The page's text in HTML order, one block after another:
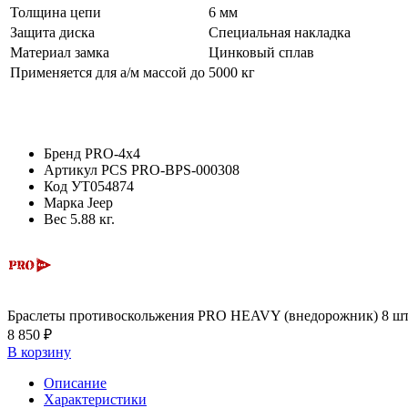
Толщина цепи
6 мм
Защита диска
Специальная накладка
Материал замка
Цинковый сплав
Применяется для а/м массой до 5000 кг
Бренд PRO-4x4
Артикул PCS PRO-BPS-000308
Код УТ054874
Марка Jeep
Вес 5.88 кг.
Браслеты противоскольжения PRO HEAVY (внедорожник) 8
8 850 ₽
В корзину
Описание
Характеристики